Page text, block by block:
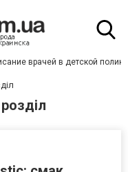
врачей в детской